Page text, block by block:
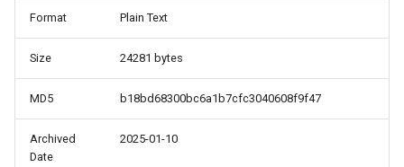
Format Plain Text
Size 24281 bytes
MD5 b18bd68300bc6a1b7cfc3040608f9f47
Archived
Date
2025-01-10